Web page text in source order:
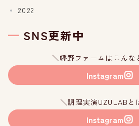
2022
SNS更新中
＼幡野ファームはこんな
Instagram
＼調理実演UZULABと
Instagram